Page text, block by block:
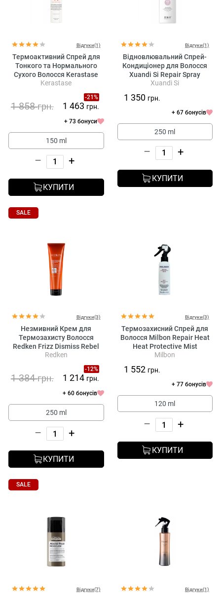
Відгуки(1)
Термоактивний Спрей для
Тонкого та Нормального
Сухого Волосся Kerastase
Nutritive Lotion Thermique
Kerastase
-21%
1 858грн. 1 463 грн.
+ 73 бонуси
150 ml
– +
КУПИТИ
Відгуки(1)
Відновлювальний Спрей-
Кондиціонер для Волосся
Xuandi Si Repair Spray
Conditioner
Xuandi Si
1 350 грн.
+ 67 бонусів
250 ml
– +
КУПИТИ
SALE
Відгуки(3)
Незмивний Крем для
Термозахисту Волосся
Redken Frizz Dismiss Rebel
Tame
Redken
-12%
1 384грн. 1 214 грн.
+ 60 бонусів
250 ml
– +
КУПИТИ
Відгуки(3)
Термозахисний Спрей для
Волосся Milbon Repair Heat
Heat Protective Mist
Milbon
1 552 грн.
+ 77 бонусів
120 ml
– +
КУПИТИ
SALE
Відгуки(7) Відгуки(1)